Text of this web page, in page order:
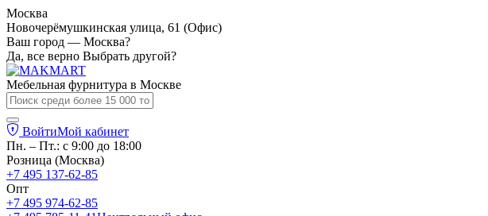
Москва
Новочерёмушкинская улица, 61 (Офис)
Ваш город — Москва?
Да, все верно Выбрать другой?
Мебельная фурнитура в Москве
ВойтиМой кабинет
Пн. – Пт.: с 9:00 до 18:00
Розница (Москва)
+7 495 137-62-85
Опт
+7 495 974-62-85